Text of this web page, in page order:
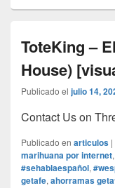
ToteKing –
House)
Publicado el julio 14,
Contact Us on
Publicado en articulos |
marihuana por internet,
#sehablaespañol,
getafe, ahorramas